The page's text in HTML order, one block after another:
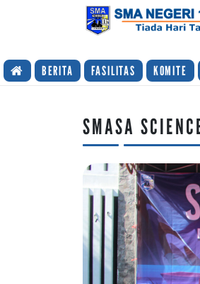
BERITA
FASILITAS KOMITE
SMASA